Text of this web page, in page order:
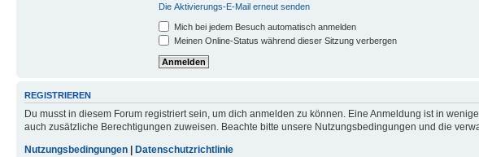
Die Aktivierungs-E-Mail erneut senden
Mich bei jedem Besuch automatisch anmelden
Meinen Online-Status während dieser Sitzung verbergen
REGISTRIEREN
Du musst in diesem Forum registriert sein, um dich anmelden zu können. Eine Anmeldung ist in
auch zusätzliche Berechtigungen zuweisen. Beachte bitte unsere Nutzungsbedingungen und die
Nutzungsbedingungen
Datenschutzrichtlinie